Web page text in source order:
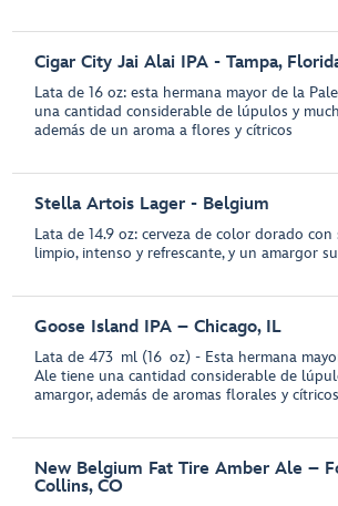
Cigar City Jai Alai IPA - Tampa,
Lata de 16 oz: esta hermana mayor de la
una cantidad considerable de lúpulos y
además de un aroma a flores y cítricos
Stella Artois Lager - Belgium
Lata de 14.9 oz: cerveza de color dorado con
limpio, intenso y refrescante, y un amargor
Goose Island IPA – Chicago, IL
Lata de 473 ml (16 oz) - Esta hermana
Ale tiene una cantidad considerable de
amargor, además de aromas florales y cítricos
New Belgium Fat Tire Amber Ale –
Collins, CO